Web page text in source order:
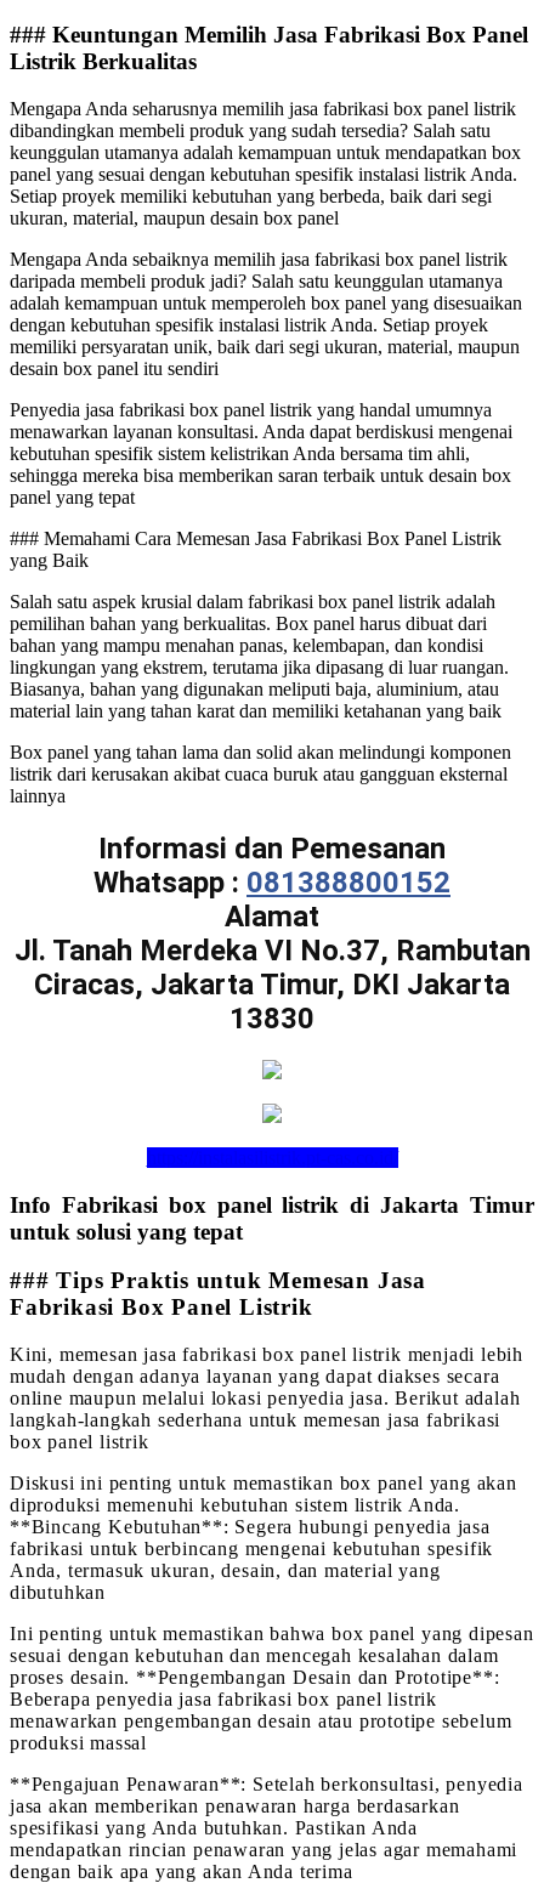
### Keuntungan Memilih Jasa Fabrikasi Box Panel
Listrik Berkualitas
Mengapa Anda seharusnya memilih jasa fabrikasi box panel listrik
dibandingkan membeli produk yang sudah tersedia? Salah satu
keunggulan utamanya adalah kemampuan untuk mendapatkan box
panel yang sesuai dengan kebutuhan spesifik instalasi listrik Anda.
Setiap proyek memiliki kebutuhan yang berbeda, baik dari segi
ukuran, material, maupun desain box panel
Mengapa Anda sebaiknya memilih jasa fabrikasi box panel listrik
daripada membeli produk jadi? Salah satu keunggulan utamanya
adalah kemampuan untuk memperoleh box panel yang disesuaikan
dengan kebutuhan spesifik instalasi listrik Anda. Setiap proyek
memiliki persyaratan unik, baik dari segi ukuran, material, maupun
desain box panel itu sendiri
Penyedia jasa fabrikasi box panel listrik yang handal umumnya
menawarkan layanan konsultasi. Anda dapat berdiskusi mengenai
kebutuhan spesifik sistem kelistrikan Anda bersama tim ahli,
sehingga mereka bisa memberikan saran terbaik untuk desain box
panel yang tepat
### Memahami Cara Memesan Jasa Fabrikasi Box Panel Listrik
yang Baik
Salah satu aspek krusial dalam fabrikasi box panel listrik adalah
pemilihan bahan yang berkualitas. Box panel harus dibuat dari
bahan yang mampu menahan panas, kelembapan, dan kondisi
lingkungan yang ekstrem, terutama jika dipasang di luar ruangan.
Biasanya, bahan yang digunakan meliputi baja, aluminium, atau
material lain yang tahan karat dan memiliki ketahanan yang baik
Box panel yang tahan lama dan solid akan melindungi komponen
listrik dari kerusakan akibat cuaca buruk atau gangguan eksternal
lainnya
Informasi dan Pemesanan
Whatsapp : 081388800152
Alamat
Jl. Tanah Merdeka VI No.37, Rambutan
Ciracas, Jakarta Timur, DKI Jakarta
13830
Info Fabrikasi box panel listrik di Jakarta Timur
untuk solusi yang tepat
### Tips Praktis untuk Memesan Jasa
Fabrikasi Box Panel Listrik
Kini, memesan jasa fabrikasi box panel listrik menjadi lebih
mudah dengan adanya layanan yang dapat diakses secara
online maupun melalui lokasi penyedia jasa. Berikut adalah
langkah-langkah sederhana untuk memesan jasa fabrikasi
box panel listrik
Diskusi ini penting untuk memastikan box panel yang akan
diproduksi memenuhi kebutuhan sistem listrik Anda.
**Bincang Kebutuhan**: Segera hubungi penyedia jasa
fabrikasi untuk berbincang mengenai kebutuhan spesifik
Anda, termasuk ukuran, desain, dan material yang
dibutuhkan
Ini penting untuk memastikan bahwa box panel yang dipesan
sesuai dengan kebutuhan dan mencegah kesalahan dalam
proses desain. **Pengembangan Desain dan Prototipe**:
Beberapa penyedia jasa fabrikasi box panel listrik
menawarkan pengembangan desain atau prototipe sebelum
produksi massal
**Pengajuan Penawaran**: Setelah berkonsultasi, penyedia
jasa akan memberikan penawaran harga berdasarkan
spesifikasi yang Anda butuhkan. Pastikan Anda
mendapatkan rincian penawaran yang jelas agar memahami
dengan baik apa yang akan Anda terima